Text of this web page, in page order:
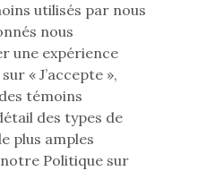
de soutenir le
remise d'un chèque de
sensibiliser la population
mentale, prévenir et
services d’hébergement
problème de santé
utilisés par nous
nous
une expérience
« J’accepte »,
témoins
des types de
plus amples
Politique sur